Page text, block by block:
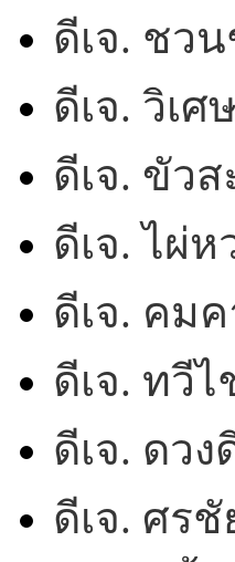
ดีเจ. ชว
ดีเจ. วิเศ
ดีเจ. ขัว
ดีเจ. ไผ่ห
ดีเจ. คมค
ดีเจ. ทวีไ
ดีเจ. ดวง
ดีเจ. ศร